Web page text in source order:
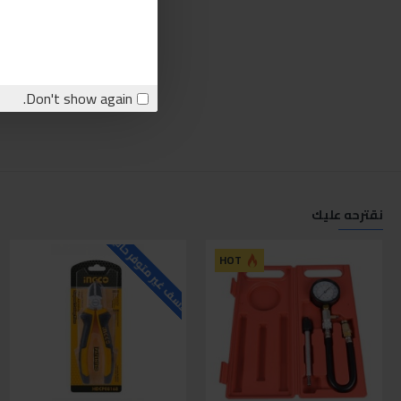
Don't show again.
نقترحه عليك
HOT للاسف غير متوفر حاليا